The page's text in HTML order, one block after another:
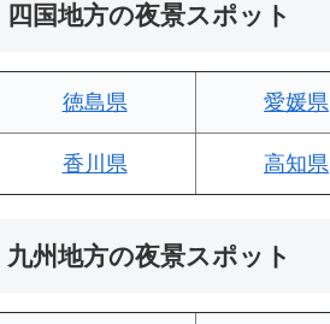
四国地方の夜景スポット
徳島県 愛媛県
香川県 高知県
九州地方の夜景スポット